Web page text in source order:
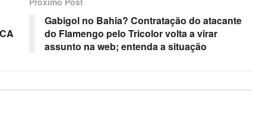
Gabigol no Bahia? Contratação do atacante
do Flamengo pelo Tricolor volta a virar
assunto na web; entenda a situação